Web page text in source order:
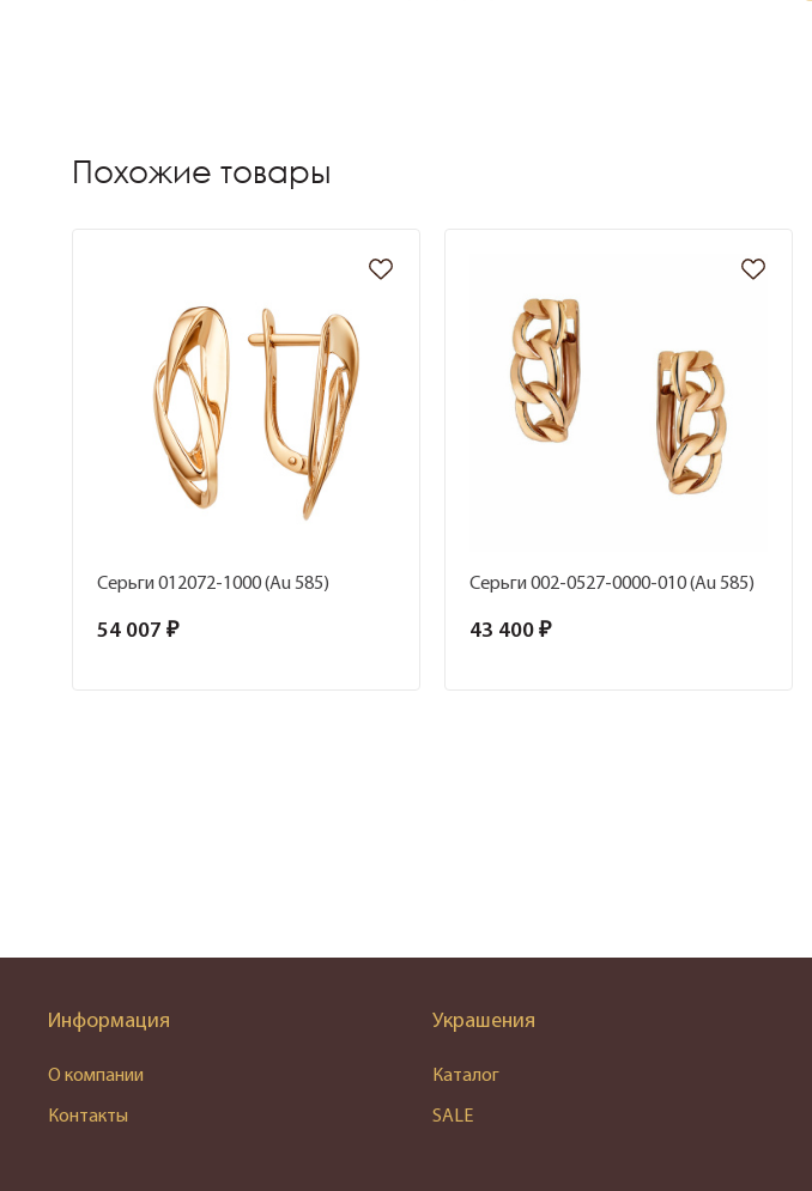
Похожие товары
Серьги 012072-1000 (Au 585)
54 007 ₽
Серьги 002-0527-0000-010 (Au 585)
43 400 ₽
Информация
О компании
Контакты
Украшения
Каталог
SALE